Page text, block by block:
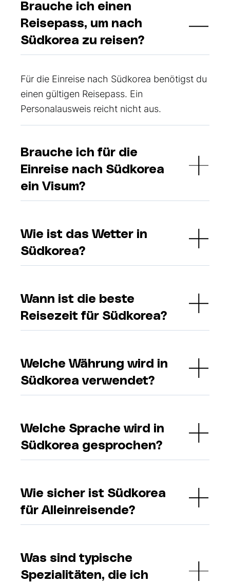
Brauche ich einen
Reisepass, um nach
Südkorea zu reisen?
Für die Einreise nach Südkorea benötigst du
einen gültigen Reisepass. Ein
Personalausweis reicht nicht aus.
Brauche ich für die
Einreise nach Südkorea
ein Visum?
Wie ist das Wetter in
Südkorea?
Wann ist die beste
Reisezeit für Südkorea?
Welche Währung wird in
Südkorea verwendet?
Welche Sprache wird in
Südkorea gesprochen?
Wie sicher ist Südkorea
für Alleinreisende?
Was sind typische
Spezialitäten, die ich